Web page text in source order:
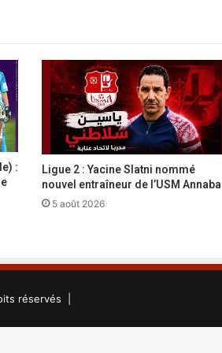
l
e
s
t
a
d
e
c
l
:
Ligue 2 : Yacine Slatni nommé
nouvel entraîneur de l’USM Annaba
5 août 2026
réservés |